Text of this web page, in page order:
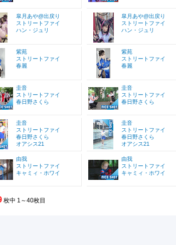
皐月あや@出戻り
ストリートファイ
ハン・ジュリ
皐月あや@出戻り
ストリートファイ
ハン・ジュリ
紫苑
ストリートファイ
春麗
紫苑
ストリートファイ
春麗
圭音
ストリートファイ
春日野さくら
圭音
ストリートファイ
春日野さくら
圭音
ストリートファイ
春日野さくら
オアシス21
圭音
ストリートファイ
春日野さくら
オアシス21
由我
ストリートファイ
キャミィ・ホワイ
由我
ストリートファイ
キャミィ・ホワイ
枚中 1～40枚目